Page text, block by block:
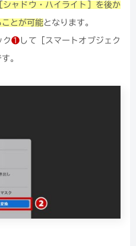
ャドウ・ハイライト］を後か
とが可能となります。
ク❶ して［スマートオブジェク
。